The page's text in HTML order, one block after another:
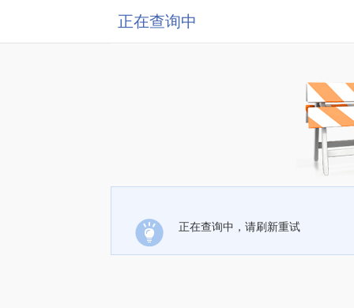
正在查询中
正在查询中，请刷新重试